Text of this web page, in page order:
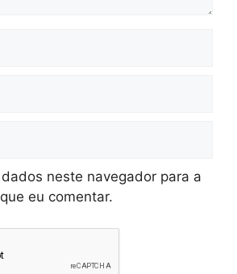
neste navegador para a
eu comentar.